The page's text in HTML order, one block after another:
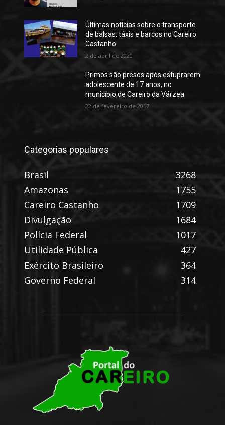
Últimas notícias sobre o transporte
de balsas, táxis e barcos no Careiro
Castanho
2 de abril de 2020
Primos são presos após estuprarem
adolescente de 17 anos, no
município de Careiro da Várzea
22 de fevereiro de 2017
Categorias populares
Brasil
3268
Amazonas
1755
Careiro Castanho
1709
Divulgação
1684
Polícia Federal
1017
Utilidade Pública
427
Exército Brasileiro
364
Governo Federal
314